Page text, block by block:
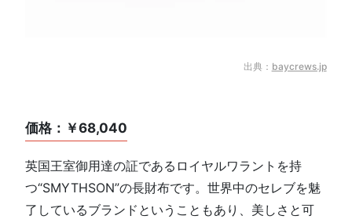
出典： baycrews.jp
価格：￥68,040
英国王室御用達の証であるロイヤルワラントを持
つ“SMYTHSON”の長財布です。世界中のセレブを魅
了しているブランドということもあり、美しさと可